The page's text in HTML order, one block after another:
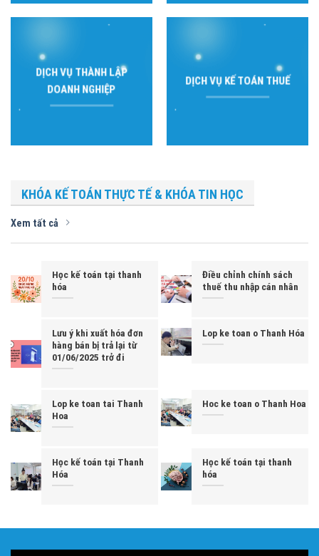
DỊCH VỤ THÀNH LẬP
DOANH NGHIỆP
DỊCH VỤ KẾ TOÁN THUẾ
KHÓA KẾ TOÁN THỰC TẾ & KHÓA TIN HỌC
Xem tất cả
Học kế toán tại thanh
hóa
Điều chỉnh chính sách
thuế thu nhập cán nhân
Lưu ý khi xuất hóa đơn
hàng bán bị trả lại từ
01/06/2025 trở đi
Lop ke toan o Thanh Hóa
Lop ke toan tai Thanh
Hoa
Hoc ke toan o Thanh Hoa
Học kế toán tại Thanh
Hóa
Học kế toán tại thanh
hóa